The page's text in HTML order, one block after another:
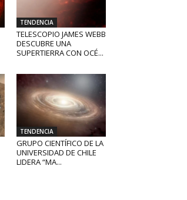
TENDENCIA
TELESCOPIO JAMES WEBB
DESCUBRE UNA
SUPERTIERRA CON OCÉ...
TENDENCIA
GRUPO CIENTÍFICO DE LA
UNIVERSIDAD DE CHILE
LIDERA “MA...